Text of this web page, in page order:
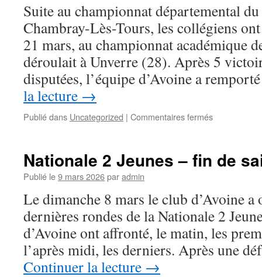
à
Vichy
(avril
2026)
Suite au championnat départemental
Chambray-Lès-Tours, les collégiens
21 mars, au championnat académique
déroulait à Unverre (28). Après 5
disputées, l’équipe d’Avoine a
la lecture →
Publié dans Uncategorized | Commentaires ferméssur
d’Echecs
Le
collège
Henri
Becquerel
champion
académique
Nationale 2 Jeunes – fin de
Publié le9 mars 2026paradmin
Le dimanche 8 mars le club d’Avoine a
dernières rondes de la Nationale 2
d’Avoine ont affronté, le matin, les
l’après midi, les derniers. Après une
Continuer la lecture →